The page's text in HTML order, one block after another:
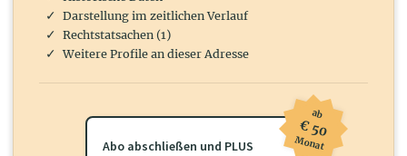
Darstellung im zeitlichen Verlauf
Rechtstatsachen (1)
Weitere Profile an dieser Adresse
Abo abschließen und PLUS
ab
€ 50
Monat